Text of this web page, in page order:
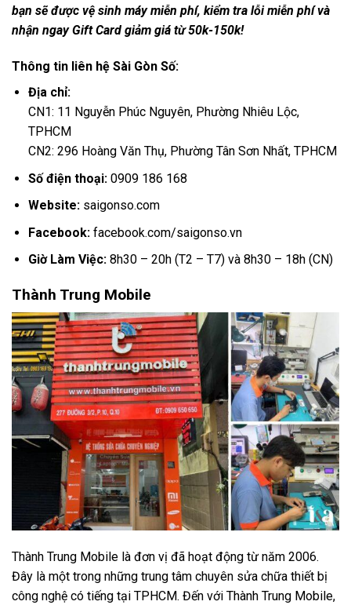
bạn sẽ được vệ sinh máy miễn phí, kiểm tra lỗi miễn phí và
nhận ngay Gift Card giảm giá từ 50k-150k!
Thông tin liên hệ Sài Gòn Số:
Địa chỉ:
CN1: 11 Nguyễn Phúc Nguyên, Phường Nhiêu Lộc,
TPHCM
CN2: 296 Hoàng Văn Thụ, Phường Tân Sơn Nhất, TPHCM
Số điện thoại:0909 186 168
Website:saigonso.com
Facebook: facebook.com/saigonso.vn
Giờ Làm Việc:8h30 – 20h (T2 – T7) và 8h30 – 18h (CN)
Thành Trung Mobile
Thành Trung Mobile là đơn vị đã hoạt động từ năm 2006.
Đây là một trong những trung tâm chuyên sửa chữa thiết bị
công nghệ có tiếng tại TPHCM. Đến với Thành Trung Mobile,